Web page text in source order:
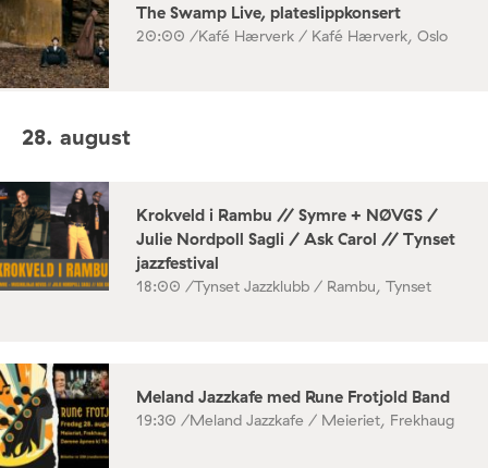
The Swamp Live, plateslippkonsert
20:00 /Kafé Hærverk / Kafé Hærverk, Oslo
28. august
Krokveld i Rambu // Symre + NØVGS /
Julie Nordpoll Sagli / Ask Carol // Tynset
jazzfestival
18:00 /Tynset Jazzklubb / Rambu, Tynset
Meland Jazzkafe med Rune Frotjold Band
19:30 /Meland Jazzkafe / Meieriet, Frekhaug